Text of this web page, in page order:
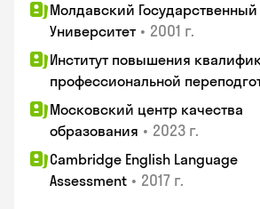
Молдавский Государственный
Университет • 2001 г.
Институт повышения
профессиональной
Московский центр качества
образования • 2023 г.
Cambridge English Language
Assessment • 2017 г.